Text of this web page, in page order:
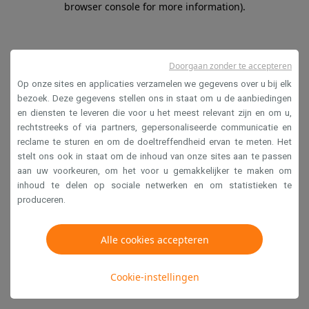
browser console for more information).
Op onze sites en applicaties verzamelen we gegevens over u bij elk
bezoek. Deze gegevens stellen ons in staat om u de aanbiedingen
en diensten te leveren die voor u het meest relevant zijn en om u,
rechtstreeks of via partners, gepersonaliseerde communicatie en
reclame te sturen en om de doeltreffendheid ervan te meten. Het
stelt ons ook in staat om de inhoud van onze sites aan te passen
aan uw voorkeuren, om het voor u gemakkelijker te maken om
inhoud te delen op sociale netwerken en om statistieken te
produceren.
Alle cookies accepteren
Cookie-instellingen
Doorgaan zonder te accepteren